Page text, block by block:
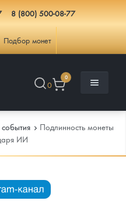
8 (800) 500-08-77
Подбор монет
0
0
Подлинность монеты
ИИ